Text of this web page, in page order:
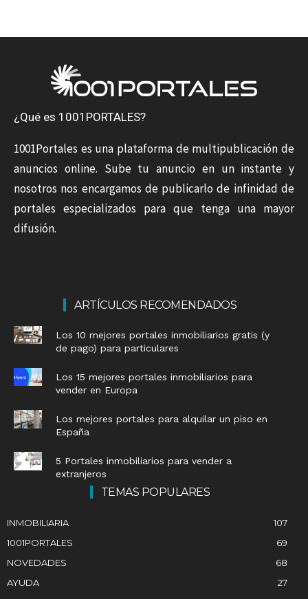
¿Qué es 1001PORTALES?
1001Portales es una plataforma de multipublicación de
anuncios online. Sube tu anuncio en un instante y
nosotros nos encargamos de publicarlo de infinidad de
portales especializados para que tenga una mayor
difusión.
ARTÍCULOS RECOMENDADOS
Los 10 mejores portales inmobiliarios gratis (y
de pago) para particulares
Los 15 mejores portales inmobiliarios para
vender en Europa
Los mejores portales para alquilar un piso en
España
5 Portales inmobiliarios para vender a
extranjeros
TEMAS POPULARES
INMOBILIARIA
107
1001PORTALES
69
NOVEDADES
68
AYUDA
27